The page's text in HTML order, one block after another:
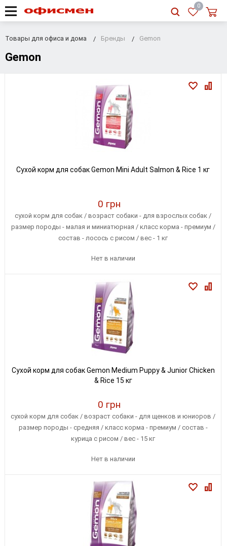
RU
0
Товары для офиса и дома Бренды Gemon
Gemon
Сухой корм для собак Gemon Mini Adult Salmon & Rice 1 кг
0 грн
сухой корм для собак / возраст собаки - для взрослых собак /
размер породы - малая и миниатюрная / класс корма - премиум /
состав - лосось с рисом / вес - 1 кг
Нет в наличии
Сухой корм для собак Gemon Medium Puppy & Junior Chicken
& Rice 15 кг
0 грн
сухой корм для собак / возраст собаки - для щенков и юниоров /
размер породы - средняя / класс корма - премиум / состав -
курица с рисом / вес - 15 кг
Нет в наличии